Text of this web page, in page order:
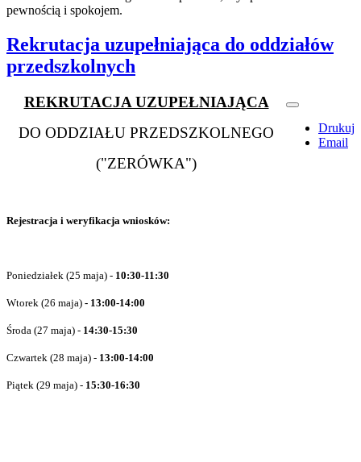
pewnością i spokojem.
Rekrutacja uzupełniająca do oddziałów
przedszkolnych
Drukuj
Email
REKRUTACJA UZUPEŁNIAJĄCA
DO ODDZIAŁU PRZEDSZKOLNEGO
("ZERÓWKA")
Rejestracja i weryfikacja wniosków:
Poniedziałek (25 maja) - 10:30-11:30
Wtorek (26 maja) - 13:00-14:00
Środa (27 maja) - 14:30-15:30
Czwartek (28 maja) - 13:00-14:00
Piątek (29 maja) - 15:30-16:30